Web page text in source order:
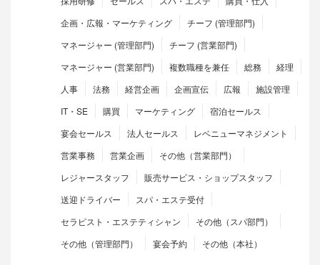
企画・広報・マーケティング
チーフ (管理部門)
マネージャー (管理部門)
チーフ (営業部門)
マネージャー (営業部門)
複数職種を兼任 総務
経理
人事
法務 経営企画 企画宣伝 広報
施設管理
IT・SE
購買 マーケティング
宿泊セールス
宴会セールス
法人セールス
レベニューマネジメント
営業事務
営業企画
その他（営業部門）
レジャースタッフ
販売サービス・ショップスタッフ
送迎ドライバー
スパ・エステ受付
セラピスト・エステティシャン
その他（スパ部門）
その他（管理部門）
宴会予約 その他（本社）